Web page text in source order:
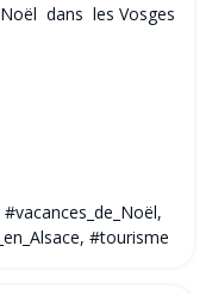
dans les Vosges
#tourisme